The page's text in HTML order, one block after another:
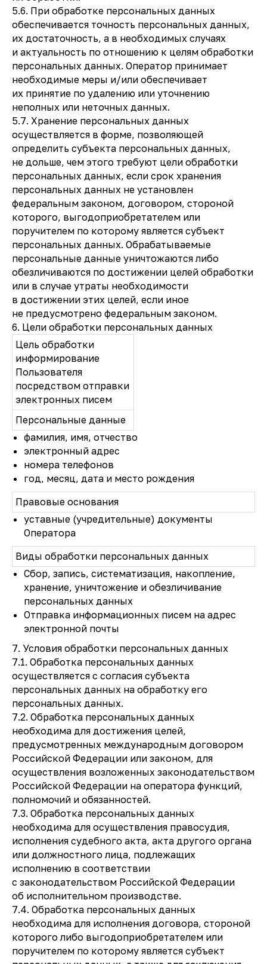
5.6. При обработке персональных данных
обеспечивается точность персональных данных,
их достаточность, а в необходимых случаях
и актуальность по отношению к целям обработки
персональных данных. Оператор принимает
необходимые меры и/или обеспечивает
их принятие по удалению или уточнению
неполных или неточных данных.
5.7. Хранение персональных данных
осуществляется в форме, позволяющей
определить субъекта персональных данных,
не дольше, чем этого требуют цели обработки
персональных данных, если срок хранения
персональных данных не установлен
федеральным законом, договором, стороной
которого, выгодоприобретателем или
поручителем по которому является субъект
персональных данных. Обрабатываемые
персональные данные уничтожаются либо
обезличиваются по достижении целей обработки
или в случае утраты необходимости
в достижении этих целей, если иное
не предусмотрено федеральным законом.
6. Цели обработки персональных данных
Цель обработки
информирование
Пользователя
посредством отправки
электронных писем
Персональные данные
фамилия, имя, отчество
электронный адрес
номера телефонов
год, месяц, дата и место рождения
Правовые основания
уставные (учредительные) документы
Оператора
Виды обработки персональных данных
Сбор, запись, систематизация, накопление,
хранение, уничтожение и обезличивание
персональных данных
Отправка информационных писем на адрес
электронной почты
7. Условия обработки персональных данных
7.1. Обработка персональных данных
осуществляется с согласия субъекта
персональных данных на обработку его
персональных данных.
7.2. Обработка персональных данных
необходима для достижения целей,
предусмотренных международным договором
Российской Федерации или законом, для
осуществления возложенных законодательством
Российской Федерации на оператора функций,
полномочий и обязанностей.
7.3. Обработка персональных данных
необходима для осуществления правосудия,
исполнения судебного акта, акта другого органа
или должностного лица, подлежащих
исполнению в соответствии
с законодательством Российской Федерации
об исполнительном производстве.
7.4. Обработка персональных данных
необходима для исполнения договора, стороной
которого либо выгодоприобретателем или
поручителем по которому является субъект